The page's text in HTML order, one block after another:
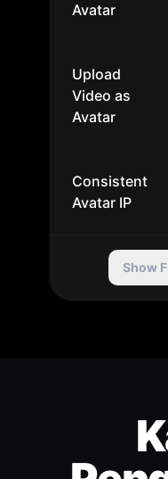
Avatar
Upload
Video as
Avatar
Consistent
Avatar IP
Show